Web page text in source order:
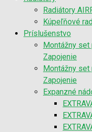
Radiátory
Kúpeľňové
Príslušenstvo
Montážny set
Zapojenie
Montážny set
Zapojenie
Expanzné